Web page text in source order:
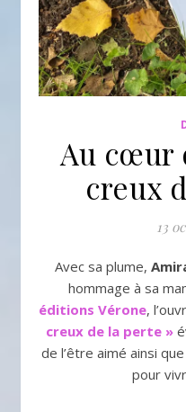
Au cœur
creux
13
Avec sa plume,
hommage à sa
éditions Vérone,
creux de la perte »
de l’être aimé ainsi
pour